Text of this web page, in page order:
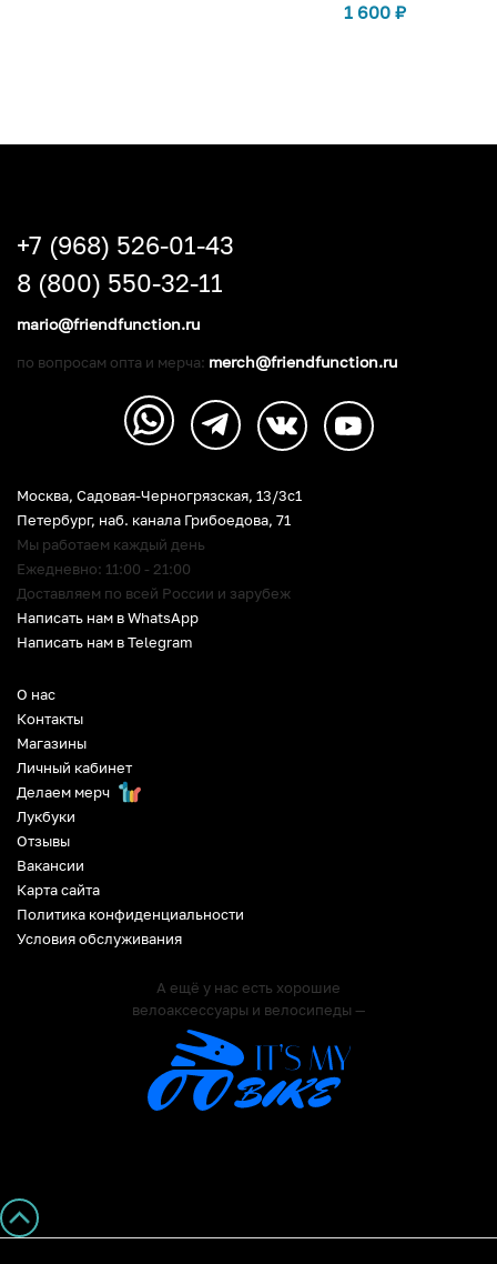
1 600 ₽
О нас
Контакты
Магазины
Личный кабинет
Делаем мерч
Лукбуки
Отзывы
Вакансии
Карта сайта
Политика конфиденциальности
Условия обслуживания
А ещё у нас есть хорошие
велоаксессуары и велосипеды —
Москва, Садовая-Черногрязская, 13/3c1
Петербург, наб. канала Грибоедова, 71
Мы работаем каждый день
Ежедневно: 11:00 - 21:00
Доставляем по всей России и зарубеж
Написать нам в WhatsApp
Написать нам в Telegram
+7 (968) 526-01-43
8 (800) 550-32-11
mario@friendfunction.ru
по вопросам опта и мерча: merch@friendfunction.ru